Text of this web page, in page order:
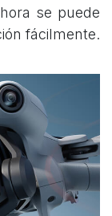
se puede
fácilmente.